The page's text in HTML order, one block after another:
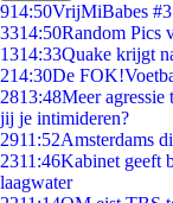
914:50VrijMiBabes
3314:50Random Pics
1314:33Quake krijgt
214:30De
2813:48Meer agressie
jij je intimideren?
2911:52Amsterdams
2311:46Kabinet geeft
laagwater